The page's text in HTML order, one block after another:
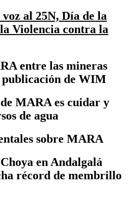
al 25N, Día de la
Violencia contra la
entre las mineras
de WIM
MARA es cuidar y
de agua
sobre MARA
en Andalgalá
récord de membrillo